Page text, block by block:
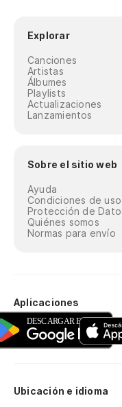
Explorar
Canciones
Artistas
Álbumes
Playlists
Actualizaciones
Lanzamientos
Sobre el sitio web
Ayuda
Condiciones de
Protección de
Quiénes somos
Normas para envío
Aplicaciones
Ubicación e idioma